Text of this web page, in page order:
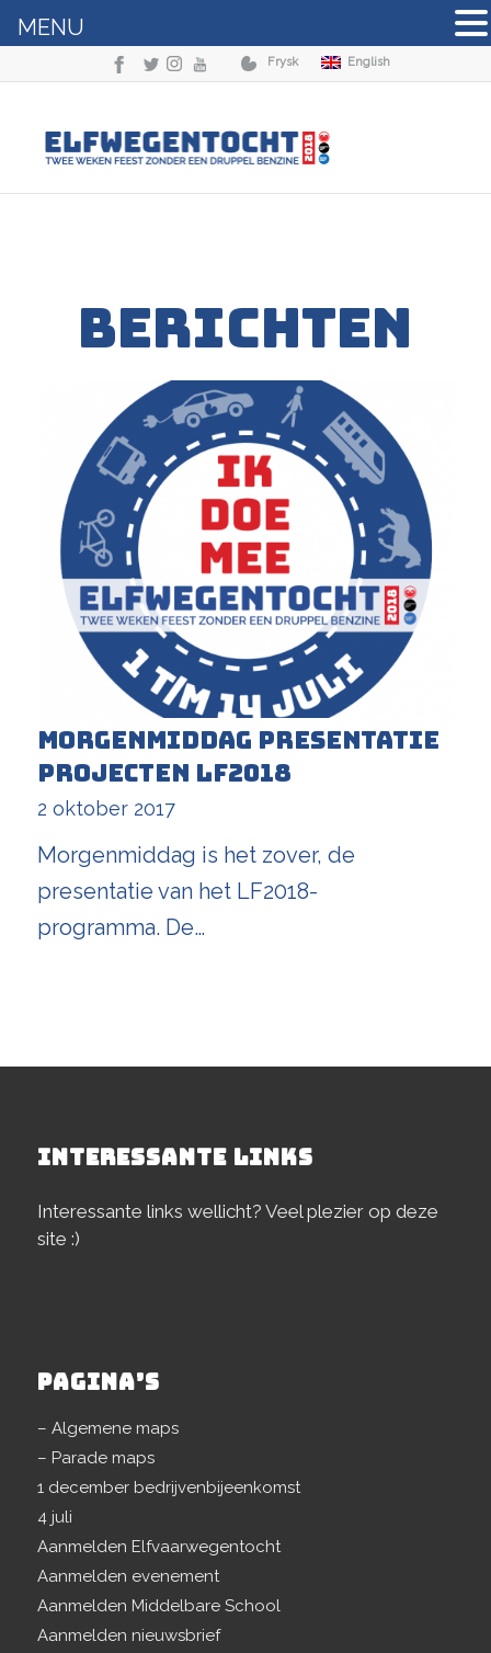
Frysk English
BERICHTEN
Morgenmiddag presentatie
projecten LF2018
2 oktober 2017
Morgenmiddag is het zover, de
presentatie van het LF2018-
programma. De…
INTERESSANTE LINKS
Interessante links wellicht? Veel plezier op deze
site :)
PAGINA’S
– Algemene maps
– Parade maps
1 december bedrijvenbijeenkomst
4 juli
Aanmelden Elfvaarwegentocht
Aanmelden evenement
Aanmelden Middelbare School
Aanmelden nieuwsbrief
MENU